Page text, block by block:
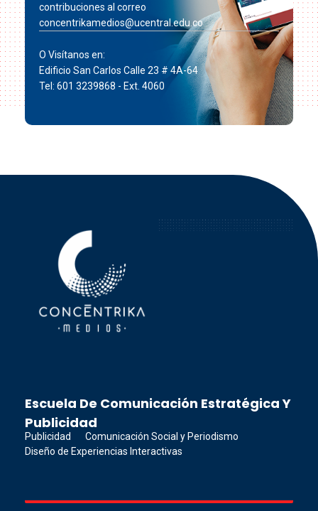
contribuciones al correo
concentrikamedios@ucentral.edu.co
O Visítanos en:
Edificio San Carlos Calle 23 # 4A-64
Tel: 601 3239868 - Ext. 4060
Escuela De Comunicación Estratégica Y
Publicidad
Publicidad
Comunicación Social y Periodismo
Diseño de Experiencias Interactivas